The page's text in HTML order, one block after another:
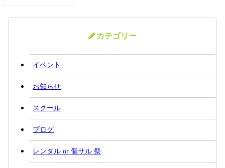
カテゴリー
イベント
お知らせ
スクール
ブログ
レンタル or 個サル 祭